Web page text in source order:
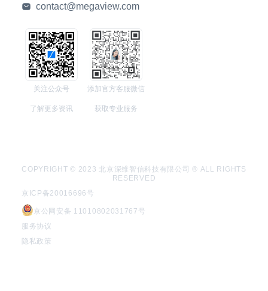
contact@megaview.com
关注公众号
了解更多资讯
添加官方客服微信
获取专业服务
COPYRIGHT © 2023 北京深维智信科技有限公司 ® ALL RIGHTS
RESERVED
京ICP备20016696号
京公网安备 11010802031767号
服务协议
隐私政策